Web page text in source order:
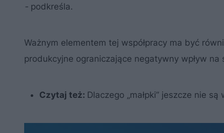
- podkreśla.
Ważnym elementem tej współpracy ma być
produkcyjne ograniczające negatywny wpływ na
Czytaj też: Dlaczego „małpki” jeszcze nie